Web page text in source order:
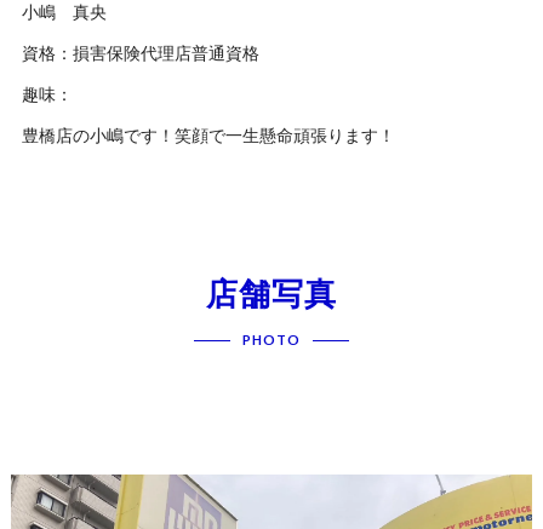
小嶋 真央
資格：損害保険代理店普通資格
趣味：
豊橋店の小嶋です！笑顔で一生懸命頑張ります！
店舗写真
PHOTO